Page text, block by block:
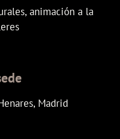
animación a la
Madrid